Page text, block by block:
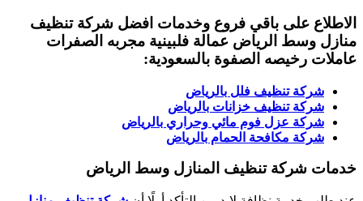
الاطلاع على باقي فروع وخدمات افضل شركة تنظيف
منازل وسط الرياض عمالة فلبينية مجربه الصفرات
عاملات رخيصه الصفوة بالسعودية:
شركة تنظيف فلل بالرياض
شركة تنظيف خزانات بالرياض
شركة عزل فوم مائي وحراري بالرياض
شركة مكافحة الحمام بالرياض
خدمات شركة تنظيف المنازل وسط الرياض